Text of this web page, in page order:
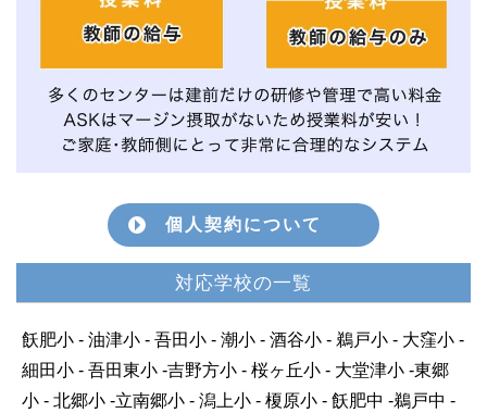
個人契約について
対応学校の一覧
飫肥小 - 油津小 - 吾田小 - 潮小 - 酒谷小 - 鵜戸小 - 大窪小 -
細田小 - 吾田東小 -吉野方小 - 桜ヶ丘小 - 大堂津小 -東郷
小 - 北郷小 -立南郷小 - 潟上小 - 榎原小 - 飫肥中 -鵜戸中 -